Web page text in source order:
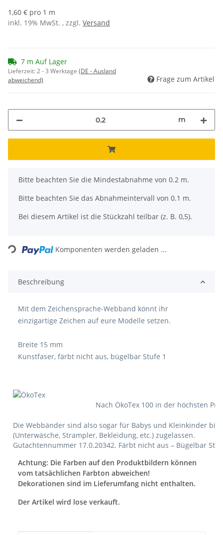
1,60 € pro 1 m
inkl. 19% MwSt. , zzgl. Versand
7 m Auf Lager
Lieferzeit:2 - 3 Werktage (DE - Ausland
abweichend)
Frage zum Artikel
m
x
Bitte beachten Sie die Mindestabnahme von 0.2 m.
Bitte beachten Sie das Abnahmeintervall von 0.1 m.
Bei diesem Artikel ist die Stückzahl teilbar (z. B. 0,5).
Loading... Komponenten werden geladen ...
Beschreibung
Mit dem Zeichensprache-Webband könnt ihr
einzigartige Zeichen auf eure Modelle setzen.
Breite 15 mm
Kunstfaser, färbt nicht aus, bügelbar Stufe 1
Nach ÖkoTex 100 in der höchsten
Die Webbänder sind also sogar für Babys und Kleinkinder bis
(Unterwäsche, Strampler, Bekleidung, etc.) zugelassen.
Gutachtennummer 17.0.20342. Färbt nicht aus – Bügelbar
Achtung: Die Farben auf den Produktbildern können
vom tatsächlichen Farbton abweichen!
Dekorationen sind im Lieferumfang nicht enthalten.
Der Artikel wird lose verkauft.